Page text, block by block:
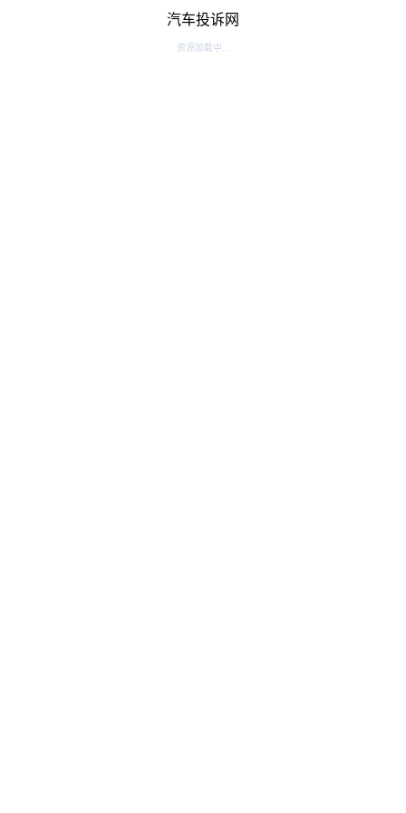
汽车投诉网
资源加载中...